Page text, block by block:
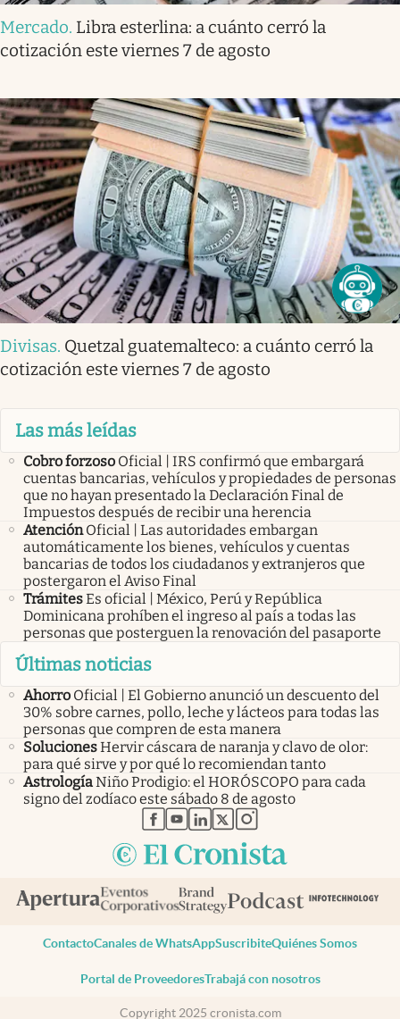
Mercado. Libra esterlina: a cuánto cerró la
cotización este viernes 7 de agosto
Divisas. Quetzal guatemalteco: a cuánto cerró la
cotización este viernes 7 de agosto
Las más leídas
Cobro forzoso Oficial | IRS confirmó que embargará
cuentas bancarias, vehículos y propiedades de personas
que no hayan presentado la Declaración Final de
Impuestos después de recibir una herencia
Atención Oficial | Las autoridades embargan
automáticamente los bienes, vehículos y cuentas
bancarias de todos los ciudadanos y extranjeros que
postergaron el Aviso Final
TrámitesEs oficial | México, Perú y República
Dominicana prohíben el ingreso al país a todas las
personas que posterguen la renovación del pasaporte
Últimas noticias
Ahorro Oficial | El Gobierno anunció un descuento del
30% sobre carnes, pollo, leche y lácteos para todas las
personas que compren de esta manera
SolucionesHervir cáscara de naranja y clavo de olor:
para qué sirve y por qué lo recomiendan tanto
AstrologíaNiño Prodigio: el HORÓSCOPO para cada
signo del zodíaco este sábado 8 de agosto
abre en nueva pestaña
abre en nueva pestaña
abre en nueva pestaña
abre en nueva pestaña
abre en nueva pestaña
ContactoCanales de WhatsAppSuscribiteQuiénes Somos
Portal de ProveedoresTrabajá con nosotros
Copyright 2025 cronista.com